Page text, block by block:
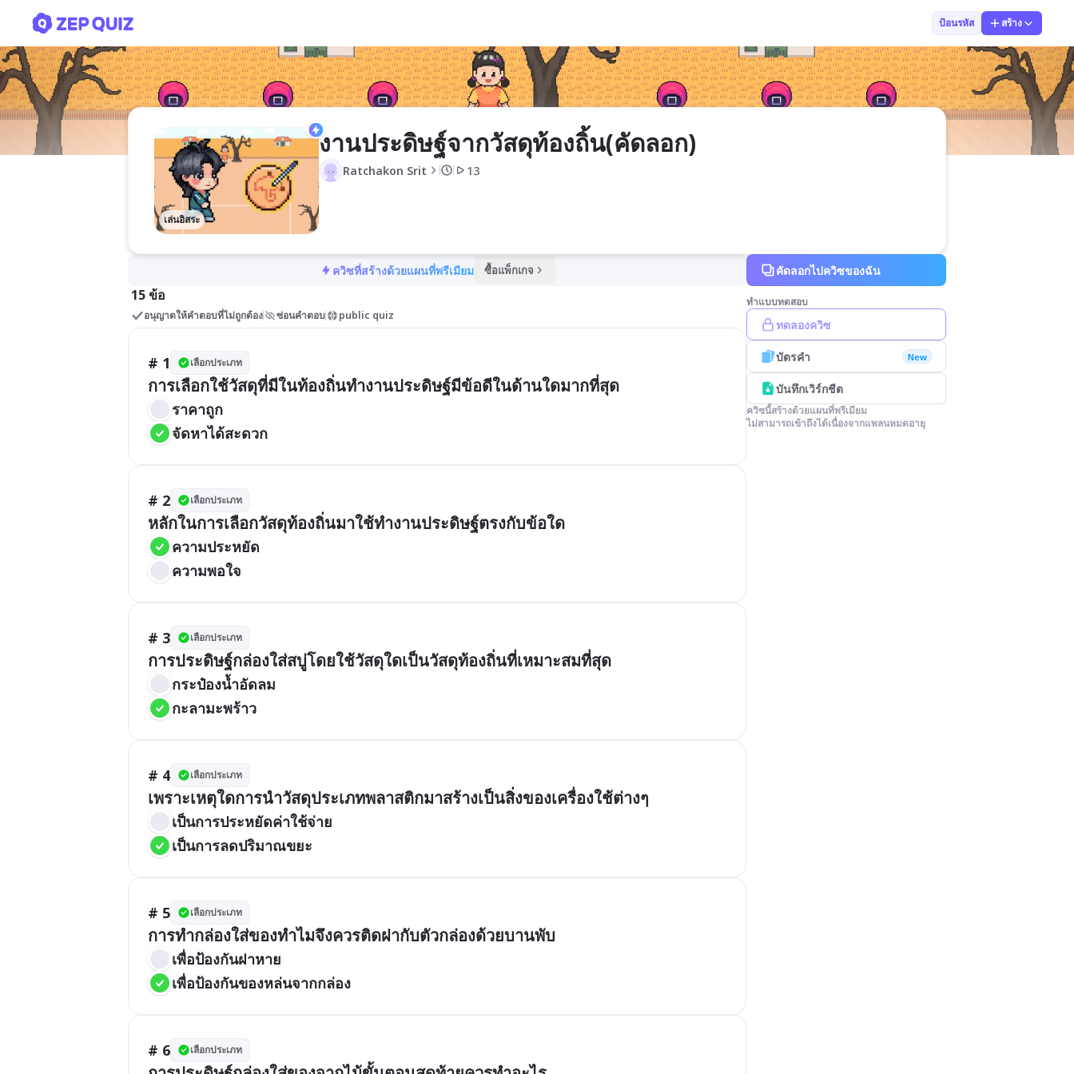
ป้อนรหัส สร้าง
เล่นอิสระ
งานประดิษฐ์จากวัสดุท้องถิ้น(คัดลอก)
Ratchakon Srit 13
ควิซที่สร้างด้วยแผนที่พรีเมียม ซื้อแพ็กเกจ
15 ข้อ
อนุญาตให้คำตอบที่ไม่ถูกต้อง ซ่อนคำตอบ public quiz
# 1 เลือกประเภท
ราคาถูก
จัดหาได้สะดวก
# 2 เลือกประเภท
ความประหยัด
ความพอใจ
# 3 เลือกประเภท
กระป๋องน้ำอัดลม
กะลามะพร้าว
# 4 เลือกประเภท
เป็นการประหยัดค่าใช้จ่าย
เป็นการลดปริมาณขยะ
# 5 เลือกประเภท
เพื่อป้องกันฝาหาย
เพื่อป้องกันของหล่นจากกล่อง
# 6 เลือกประเภท
คัดลอกไปควิซของฉัน
ทำแบบทดสอบ
ทดลองควิซ
บัตรคำ New
บันทึกเวิร์กชีต
ควิซนี้สร้างด้วยแผนที่พรีเมียม
ไม่สามารถเข้าถึงได้เนื่องจากแพลนหมดอายุ